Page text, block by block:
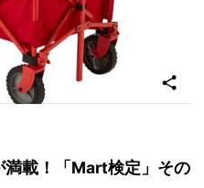
載！「Mart検定」その